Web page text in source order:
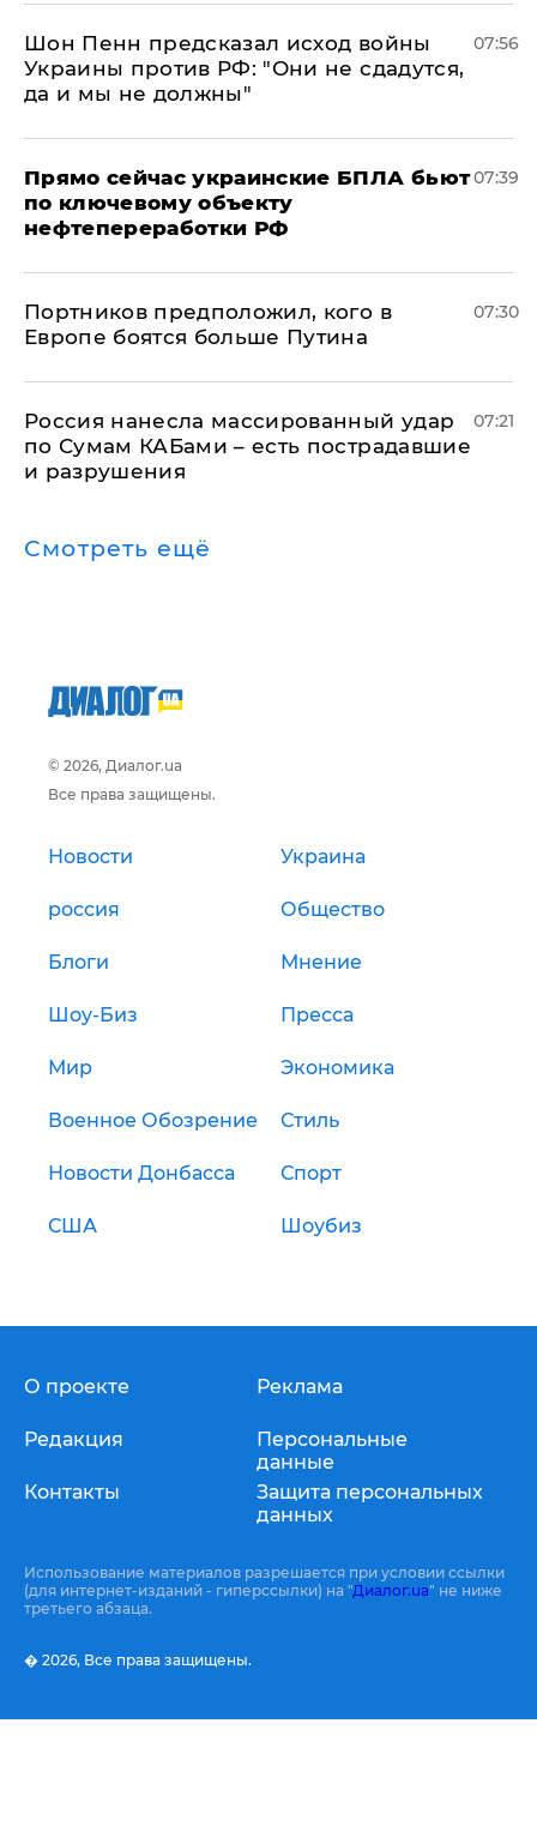
Шон Пенн предсказал исход войны
Украины против РФ: "Они не сдадутся,
да и мы не должны"
07:56
Прямо сейчас украинские БПЛА бьют
по ключевому объекту
нефтепереработки РФ
07:39
Портников предположил, кого в
Европе боятся больше Путина
07:30
Россия нанесла массированный удар
по Сумам КАБами – есть пострадавшие
и разрушения
07:21
Смотреть ещё
© 2026, Диалог.ua
Все права защищены.
Новости Украина
россия Общество
Блоги Мнение
Шоу-Биз Пресса
Мир Экономика
Военное Обозрение Стиль
Новости Донбасса Спорт
США Шоубиз
О проекте
Редакция
Контакты
Реклама
Персональные
данные
Защита персональных
данных
Использование материалов разрешается при условии ссылки
(для интернет-изданий - гиперссылки) на "Диалог.ua" не ниже
третьего абзаца.
� 2026, Все права защищены.